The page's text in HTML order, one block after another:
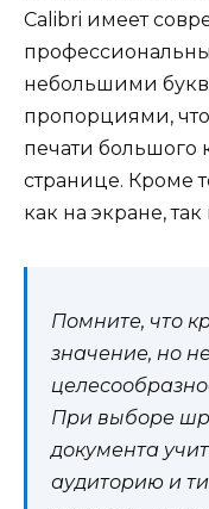
Calibri имеет
небольшими
пропорциями,
печати большого
странице. Кроме
как на экране,
Помните, что
значение, но
При выборе
документа
аудиторию и